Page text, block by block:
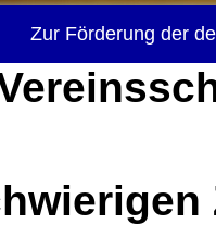
Zur Förderung der